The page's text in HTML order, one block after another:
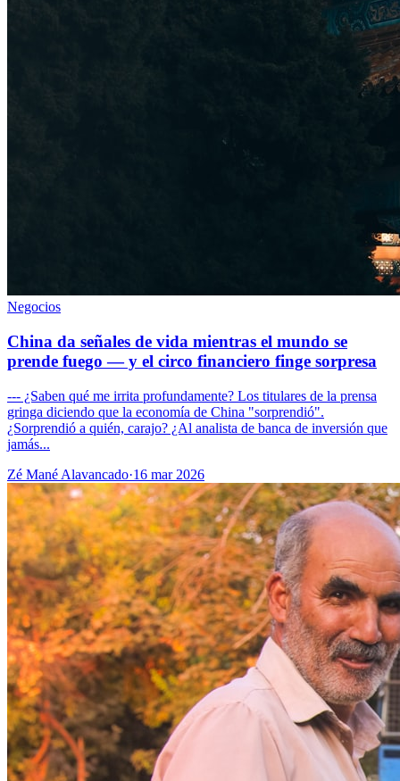
Negocios
China da señales de vida mientras el mundo se
prende fuego — y el circo financiero finge sorpresa
--- ¿Saben qué me irrita profundamente? Los titulares de la prensa
gringa diciendo que la economía de China "sorprendió".
¿Sorprendió a quién, carajo? ¿Al analista de banca de inversión que
jamás...
Zé Mané Alavancado·16 mar 2026